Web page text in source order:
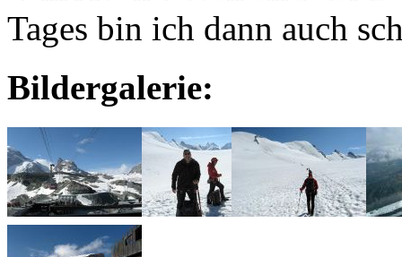
Tages bin ich dann auch
Bildergalerie: